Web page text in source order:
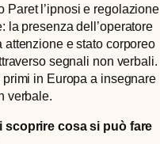
Paret l’ipnosi e regolazione
la presenza dell’operatore
attenzione e stato corporeo
segnali non verbali.
primi in Europa a insegnare
verbale.
scoprire cosa si può fare